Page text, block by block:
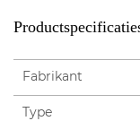
Fabrikant
Type